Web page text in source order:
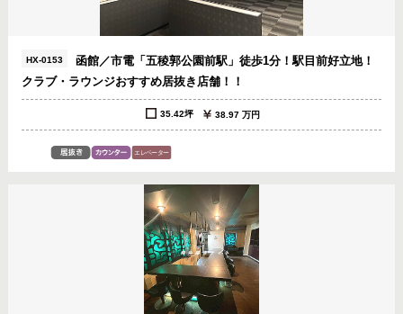
HX-0153
函館／市電「五稜郭公園前駅」徒歩1分！駅目前好立地！
クラブ・ラウンジおすすめ居抜き店舗！！
35.42坪 38.97 万円